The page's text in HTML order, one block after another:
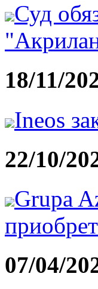
Суд
18/11/
Ineos
22/10/
Grupa
07/04/